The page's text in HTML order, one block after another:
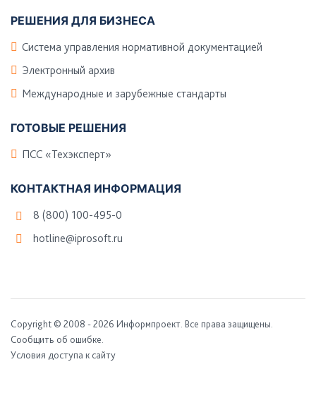
РЕШЕНИЯ ДЛЯ БИЗНЕСА
Система управления нормативной документацией
Электронный архив
Международные и зарубежные стандарты
ГОТОВЫЕ РЕШЕНИЯ
ПСС «Техэксперт»
КОНТАКТНАЯ ИНФОРМАЦИЯ
8 (800) 100-495-0
hotline@iprosoft.ru
Copyright © 2008 - 2026 Информпроект. Все права защищены.
Сообщить об ошибке.
Условия доступа к сайту